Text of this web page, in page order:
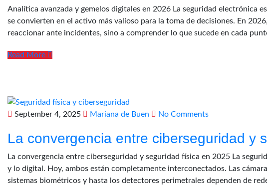
Analítica avanzada y gemelos digitales en 2026 La seguridad electrónica
se convierten en el activo más valioso para la toma de decisiones. En
reaccionar ante incidentes, sino a comprender lo que sucede en cada
Read More
September 4, 2025 Mariana de Buen No Comments
La convergencia entre ciberseguridad y
La convergencia entre ciberseguridad y seguridad física en 2025 La
y lo digital. Hoy, ambos están completamente interconectados. Las
sistemas biométricos y hasta los detectores perimetrales dependen de